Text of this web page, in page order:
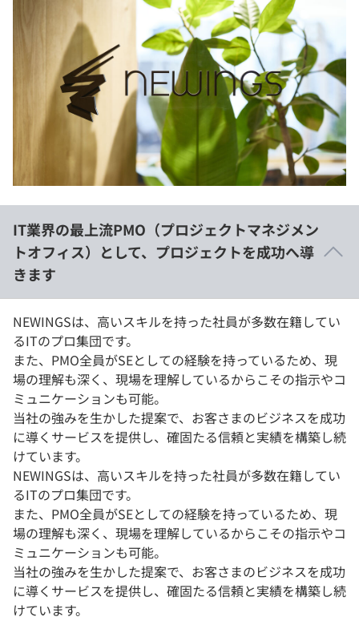
IT業界の最上流PMO（プロジェクトマネジメン
トオフィス）として、プロジェクトを成功へ導
きます
NEWINGSは、高いスキルを持った社員が多数在籍してい
るITのプロ集団です。
また、PMO全員がSEとしての経験を持っているため、現
場の理解も深く、現場を理解しているからこその指示やコ
ミュニケーションも可能。
当社の強みを生かした提案で、お客さまのビジネスを成功
に導くサービスを提供し、確固たる信頼と実績を構築し続
けています。
NEWINGSは、高いスキルを持った社員が多数在籍してい
るITのプロ集団です。
また、PMO全員がSEとしての経験を持っているため、現
場の理解も深く、現場を理解しているからこその指示やコ
ミュニケーションも可能。
当社の強みを生かした提案で、お客さまのビジネスを成功
に導くサービスを提供し、確固たる信頼と実績を構築し続
けています。